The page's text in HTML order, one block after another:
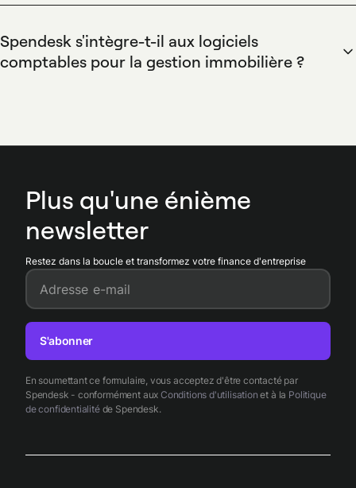
l'application mobile pour scanner les reçus et associer
correspondantes. Spendesk génère des rapports structurés
et rapproche les pièces justificatives pour simplifier les
Spendesk s'intègre-t-il aux logiciels
comptables pour la gestion immobilière ?
liaison des reçus pour accélérer la réconciliation et préserver
Plus qu'une énième
newsletter
Restez dans la boucle et transformez votre finance d'entreprise
Adresse e-mail
En soumettant ce formulaire, vous acceptez d'être contacté par
Spendesk - conformément aux Conditions d'utilisation et à la Politique
de confidentialitéde Spendesk.
S'abonner